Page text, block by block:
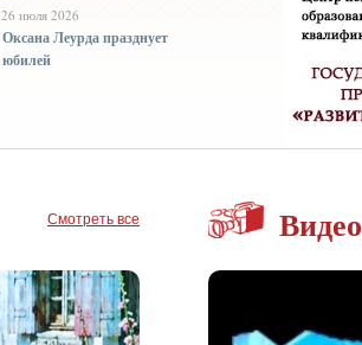
26 июля 2026
Оксана Леурда празднует
юбилей
Смотреть все Видео